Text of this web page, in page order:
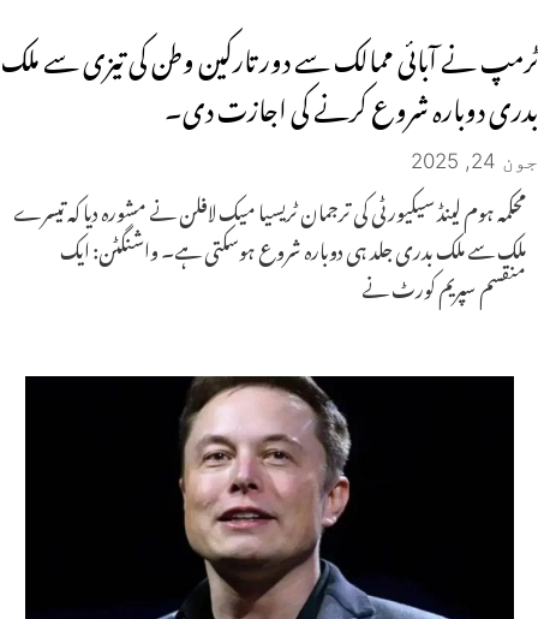
ٹرمپ نے آبائی ممالک سے دور تارکین وطن کی تیزی سے ملک
بدری دوبارہ شروع کرنے کی اجازت دی۔
جون 24, 2025
محکمہ ہوم لینڈ سیکیورٹی کی ترجمان ٹریسیا میک لافلن نے مشورہ دیا کہ تیسرے
ملک سے ملک بدری جلد ہی دوبارہ شروع ہوسکتی ہے۔ واشنگٹن: ایک
منقسم سپریم کورٹ نے